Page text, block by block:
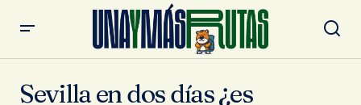
Sevilla en dos días ¿es